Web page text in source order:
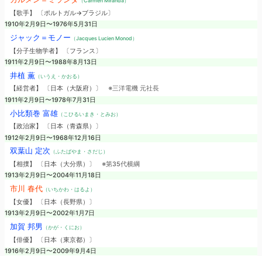
【歌手】 〔ポルトガル→ブラジル〕
1910年2月9日〜1976年5月31日
ジャック＝モノー （Jacques Lucien Monod）
【分子生物学者】 〔フランス〕
1911年2月9日〜1988年8月13日
井植 薫（いうえ・かおる）
【経営者】 〔日本（大阪府）〕 ※三洋電機 元社長
1911年2月9日〜1978年7月31日
小比類巻 富雄（こひるいまき・とみお）
【政治家】 〔日本（青森県）〕
1912年2月9日〜1968年12月16日
双葉山 定次 （ふたばやま・さだじ）
【相撲】 〔日本（大分県）〕 ※第35代横綱
1913年2月9日〜2004年11月18日
市川 春代（いちかわ・はるよ）
【女優】 〔日本（長野県）〕
1913年2月9日〜2002年1月7日
加賀 邦男 （かが・くにお）
【俳優】 〔日本（東京都）〕
1916年2月9日〜2009年9月4日